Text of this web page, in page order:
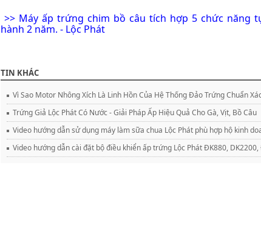
>> Máy ấp trứng chim bồ câu tích hợp 5 chức năng
hành 2 năm. - Lộc Phát
TIN KHÁC
Vì Sao Motor Nhông Xích Là Linh Hồn Của Hệ Thống Đảo Trứng Chuẩn
Trứng Giả Lộc Phát Có Nước - Giải Pháp Ấp Hiệu Quả Cho Gà, Vịt, Bồ Câu
Video hướng dẫn sử dụng máy làm sữa chua Lộc Phát phù hợp hộ kinh
Video hướng dẫn cài đặt bộ điều khiển ấp trứng Lộc Phát ĐK880,